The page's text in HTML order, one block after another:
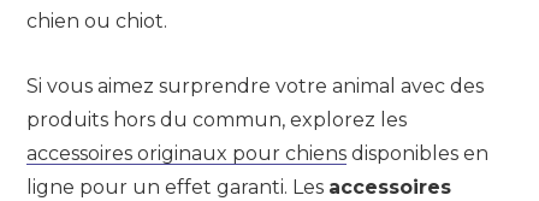
chien ou chiot.
Si vous aimez surprendre votre animal avec des
produits hors du commun, explorez les
accessoires originaux pour chiens disponibles en
ligne pour un effet garanti. Les accessoires